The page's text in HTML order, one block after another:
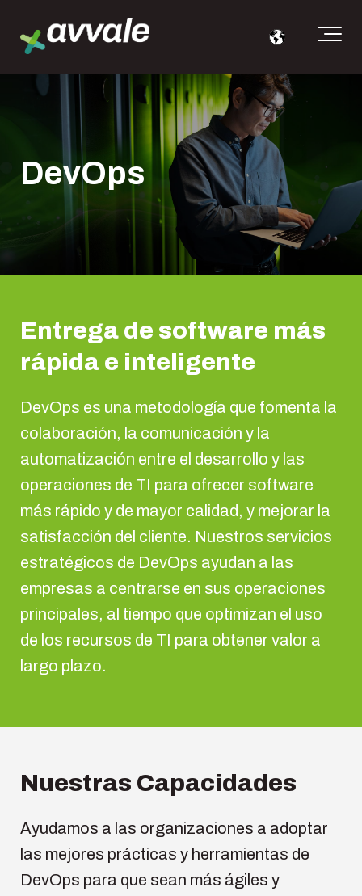
DevOps
Entrega de software más
rápida e inteligente
DevOps es una metodología que fomenta la
colaboración, la comunicación y la
automatización entre el desarrollo y las
operaciones de TI para ofrecer software
más rápido y de mayor calidad, y mejorar la
satisfacción del cliente. Nuestros servicios
estratégicos de DevOps ayudan a las
empresas a centrarse en sus operaciones
principales, al tiempo que optimizan el uso
de los recursos de TI para obtener valor a
largo plazo.
Nuestras Capacidades
Ayudamos a las organizaciones a adoptar
las mejores prácticas y herramientas de
DevOps para que sean más ágiles y